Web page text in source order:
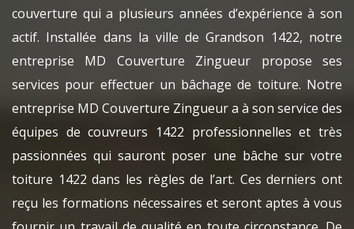
couverture qui a plusieurs années d’expérience à son
actif. Installée dans la ville de Grandson 1422, notre
entreprise MD Couverture Zingueur propose ses
services pour effectuer un bâchage de toiture. Notre
entreprise MD Couverture Zingueur a à son service des
équipes de couvreurs 1422 professionnelles et très
passionnées qui sauront poser une bâche sur votre
toiture 1422 dans les règles de l’art. Ces derniers ont
reçu les formations nécessaires et seront aptes à vous